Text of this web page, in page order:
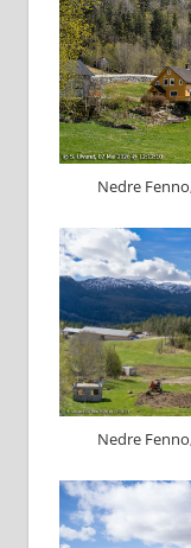
Nedre
Nedre